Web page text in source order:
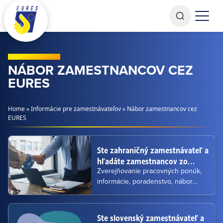
Prejsť na obsah
NÁBOR ZAMESTNANCOV CEZ
EURES
Home»Informácie pre zamestnávateľov» Nábor zamestnancov cez
EURES
Ste zahraničný zamestnávateľ a
hľadáte zamestnancov zo
Slovenska?
Zverejňovanie pracovných ponúk,
informácie, poradenstvo, nábor
Ste slovenský zamestnávateľ a